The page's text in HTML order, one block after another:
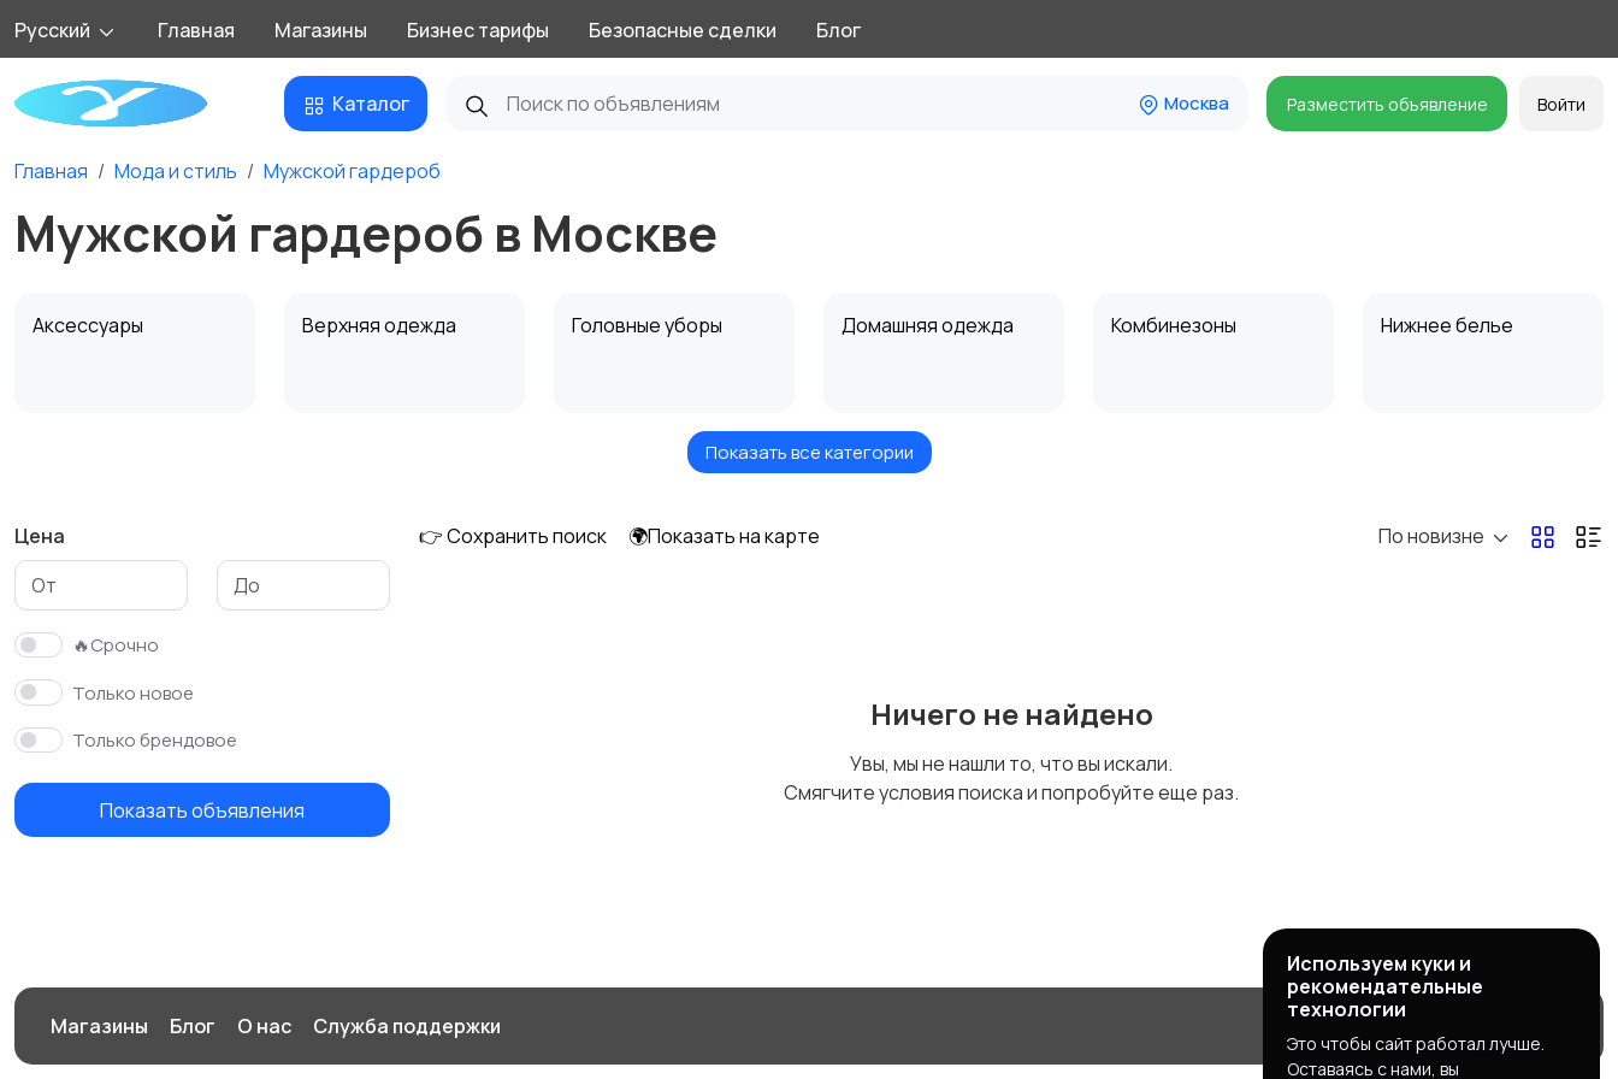
Русский Главная Магазины Бизнес тарифы Безопасные сделки Блог
Каталог Москва Разместить объявление Войти
Главная Мода и стиль Мужской гардероб
Мужской гардероб в Москве
Аксессуары Верхняя одежда Головные уборы Домашняя одежда Комбинезоны Нижнее белье
Свитеры и толстовки
Футболки и поло Штаны и шорты
Показать все категории
Цена
🔥Срочно
Только новое
Только брендовое
Показать объявления
👉 Сохранить поиск 🌍Показать на карте По новизне
Ничего не найдено
Увы, мы не нашли то, что вы искали.
Смягчите условия поиска и попробуйте еще раз.
Магазины Блог О нас Служба поддержки
Используем куки и
рекомендательные
технологии
Это чтобы сайт работал лучше.
Оставаясь с нами, вы